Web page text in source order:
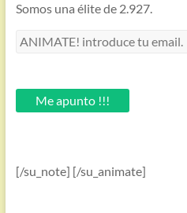
Somos una élite de 2.927.
ANIMATE!
email.Me apunto !!!
[/su_note] [/su_animate]